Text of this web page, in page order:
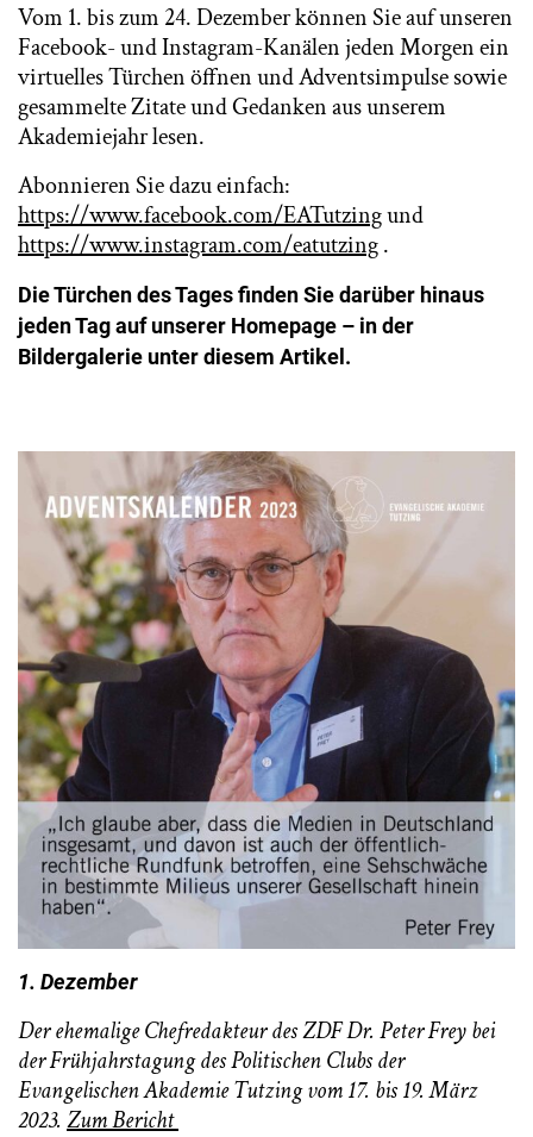
Vom 1. bis zum 24. Dezember können Sie auf unseren
Facebook- und Instagram-Kanälen jeden Morgen ein
virtuelles Türchen öffnen und Adventsimpulse sowie
gesammelte Zitate und Gedanken aus unserem
Akademiejahr lesen.
Abonnieren Sie dazu einfach:
https://www.facebook.com/EATutzingund
https://www.instagram.com/eatutzing.
Die Türchen des Tages finden Sie darüber hinaus
jeden Tag auf unserer Homepage – in der
Bildergalerie unter diesem Artikel.
1. Dezember
Der ehemalige Chefredakteur des ZDF Dr. Peter Frey bei
der Frühjahrstagung des Politischen Clubs der
Evangelischen Akademie Tutzing vom 17. bis 19. März
2023. Zum Bericht